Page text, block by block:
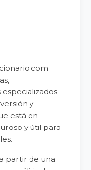
y
está en
y útil para
partir de una